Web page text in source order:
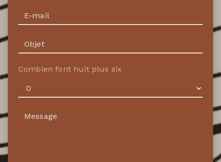
Combien font huit plus six